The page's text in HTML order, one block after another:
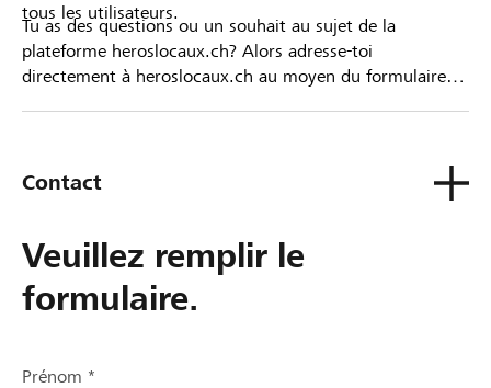
tous les utilisateurs.
Tu as des questions ou un souhait au sujet de la
plateforme heroslocaux.ch? Alors adresse-toi
directement à heroslocaux.ch au moyen du formulaire
Contact
Veuillez remplir le
formulaire.
Prénom *